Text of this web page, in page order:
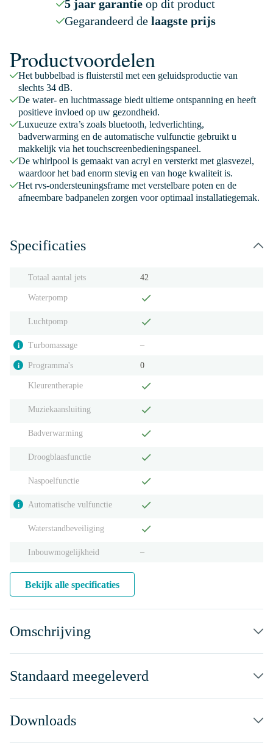
5 jaar garantieop dit product
Gegarandeerd de laagste prijs
Productvoordelen
Het bubbelbad is fluisterstil met een geluidsproductie van
slechts 34 dB.
De water- en luchtmassage biedt ultieme ontspanning en heeft
positieve invloed op uw gezondheid.
Luxueuze extra’s zoals bluetooth, ledverlichting,
badverwarming en de automatische vulfunctie gebruikt u
makkelijk via het touchscreenbedieningspaneel.
De whirlpool is gemaakt van acryl en versterkt met glasvezel,
waardoor het bad enorm stevig en van hoge kwaliteit is.
Het rvs-ondersteuningsframe met verstelbare poten en de
afneembare badpanelen zorgen voor optimaal installatiegemak.
Specificaties
Totaal aantal jets 42
Waterpomp
Luchtpomp
i Turbomassage ‒
i Programma's 0
Kleurentherapie
Muziekaansluiting
Badverwarming
Droogblaasfunctie
Naspoelfunctie
i Automatische vulfunctie
Waterstandbeveiliging
Inbouwmogelijkheid ‒
Bekijk alle specificaties
Omschrijving
Standaard meegeleverd
Downloads